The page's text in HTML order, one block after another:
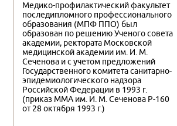
Медико-профилактический факультет
последипломного профессионального
образования (МПФ ППО) был
образован по решению Ученого совета
академии, ректората Московской
медицинской академии им. И. М.
Сеченова и с учетом предложений
Государственного комитета санитарно-
эпидемиологического надзора
Российской Федерации в 1993 г.
(приказ ММА им. И. М. Сеченова Р-160
от 28 октября 1993 г.)